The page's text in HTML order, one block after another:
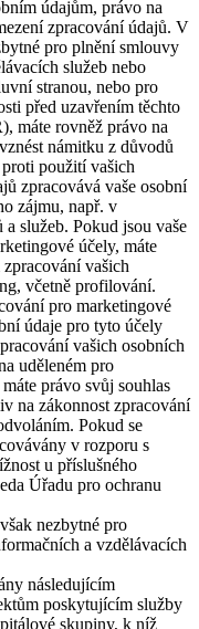
údajům, právo na
zpracování údajů. V
pro plnění smlouvy
služeb nebo
stranou, nebo pro
před uzavřením těchto
máte rovněž právo na
námitku z důvodů
použití vašich
zpracovává vaše osobní
zájmu, např. v
služeb. Pokud jsou vaše
účely, máte
vašich
včetně profilování.
pro marketingové
údaje pro tyto účely
vašich osobních
uděleném pro
právo svůj souhlas
na zákonnost zpracování
Pokud se
v rozporu s
u příslušného
Úřadu pro ochranu
nezbytné pro
a vzdělávacích
následujícím
poskytujícím služby
skupiny, k níž